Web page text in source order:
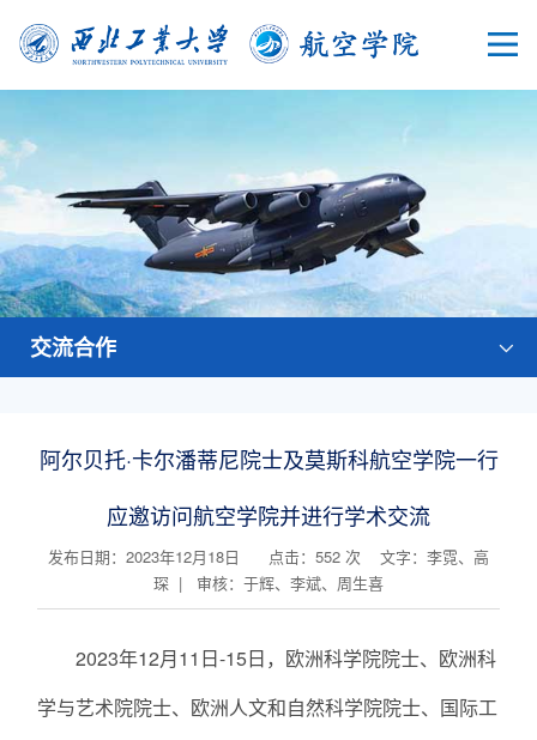
交流合作
阿尔贝托·卡尔潘蒂尼院士及莫斯科航空学院一行
应邀访问航空学院并进行学术交流
发布日期：2023年12月18日 点击： 552 次 文字：李霓、高
琛 | 审核：于辉、李斌、周生喜
2023年12月11日-15日，欧洲科学院院士、欧洲科
学与艺术院院士、欧洲人文和自然科学院院士、国际工